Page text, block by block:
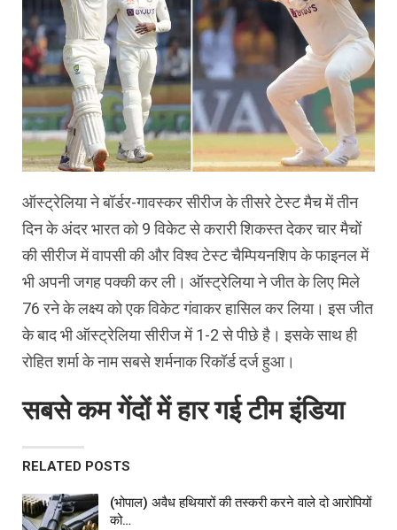
ऑस्ट्रेलिया ने बॉर्डर-गावस्कर सीरीज के तीसरे टेस्ट मैच में तीन
दिन के अंदर भारत को 9 विकेट से करारी शिकस्त देकर चार मैचों
की सीरीज में वापसी की और विश्व टेस्ट चैम्पियनशिप के फाइनल में
भी अपनी जगह पक्की कर ली। ऑस्ट्रेलिया ने जीत के लिए मिले
76 रने के लक्ष्य को एक विकेट गंवाकर हासिल कर लिया। इस जीत
के बाद भी ऑस्ट्रेलिया सीरीज में 1-2 से पीछे है। इसके साथ ही
रोहित शर्मा के नाम सबसे शर्मनाक रिकॉर्ड दर्ज हुआ।
सबसे कम गेंदों में हार गई टीम इंडिया
RELATED POSTS
(भोपाल) अवैध हथियारों की तस्करी करने वाले दो आरोपियों
को…